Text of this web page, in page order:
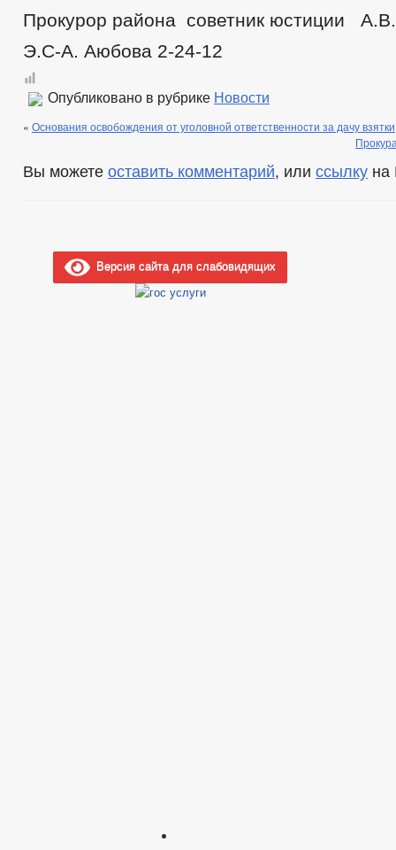
Прокурор района советник юстиции
Э.С-А. Аюбова 2-24-12
Опубликовано в рубрике Новости
« Основания освобождения от уголовной ответственности за дачу взятки
Вы можете оставить комментарий, или ссылку на
Версия сайта для слабовидящих